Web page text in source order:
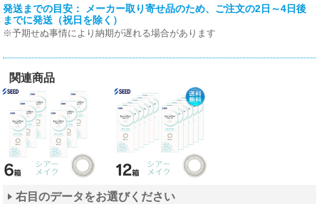
発送までの目安： メーカー取り寄せ品のため、ご注文の2日～4日後
までに発送（祝日を除く）
※予期せぬ事情により納期が遅れる場合があります
関連商品
右目のデータをお選びください